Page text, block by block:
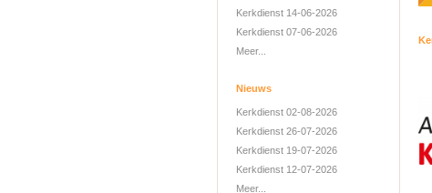
Kerkdienst 14-06-2026
Kerkdienst 07-06-2026
Meer...
Nieuws
Kerkdienst 02-08-2026
Kerkdienst 26-07-2026
Kerkdienst 19-07-2026
Kerkdienst 12-07-2026
Meer...